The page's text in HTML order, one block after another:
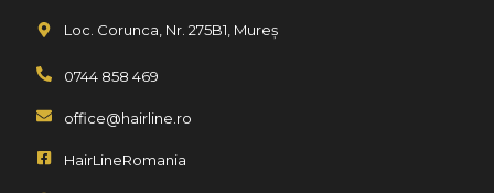
Loc. Corunca, Nr. 275B1, Mureș
0744 858 469
office@hairline.ro
HairLineRomania